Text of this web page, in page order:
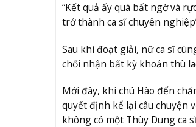
“Kết quả ấy quá bất ngờ và
trở thành ca sĩ chuyên
Sau khi đoạt giải, nữ ca sĩ
chối nhận bất kỳ khoản thù
Mới đây, khi chú Hào đến
quyết định kể lại câu chuyện
không có một Thùy Dung ca